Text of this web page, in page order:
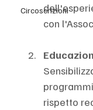
Circoscrizioni
con
rispetto